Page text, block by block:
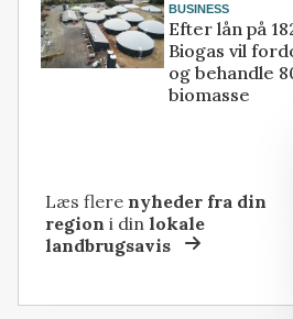
BUSINESS
Efter lån på
Biogas vil
og behandle
biomasse
Læs flere nyheder fra din
region i dinlokale
landbrugsavis